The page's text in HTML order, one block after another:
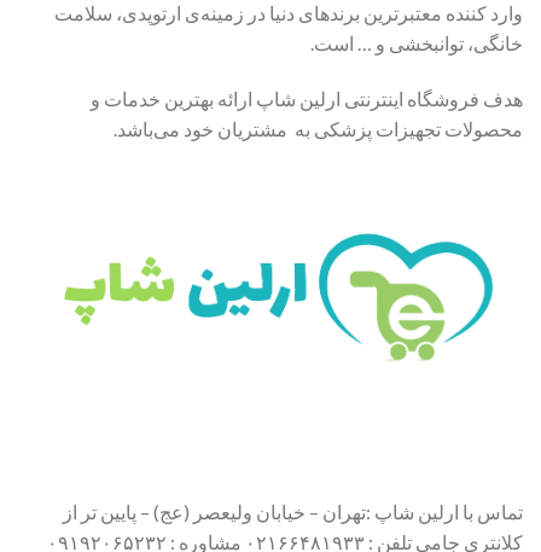
وارد کننده معتبرترین برندهای دنیا در زمینه‌ی ارتوپدی، سلامت
خانگی، توانبخشی و … است.
هدف فروشگاه اینترنتی ارلین شاپ ارائه بهترین خدمات و
محصولات تجهیزات پزشکی به مشتریان خود می‌باشد.
تماس با ارلین شاپ :تهران – خیابان ولیعصر (عج) – پایین تر از
کلانتری جامی تلفن : ۰۲۱۶۶۴۸۱۹۳۳ مشاوره : ۰۹۱۹۲۰۶۵۲۳۲